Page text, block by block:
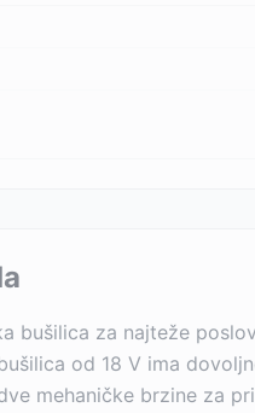
bušilica za najteže
od 18 V ima
mehaničke brzine za